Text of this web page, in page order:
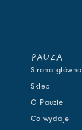
PAUZA
Strona główna
Sklep
O Pauzie
Co wydaję